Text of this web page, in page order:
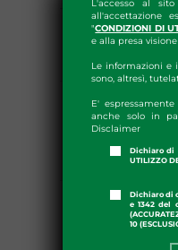
L'accesso al
all'accettazione
"CONDIZIONI DI
e alla presa
Le informazioni e
sono, altresì,
E'
anche solo in
Disclaimer
Dichiaro di
UTILIZZO
Dichiaro di
e 1342 del
10
Guida
01/07/
01/01/
29/09/